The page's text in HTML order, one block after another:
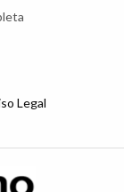
Legal